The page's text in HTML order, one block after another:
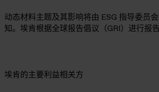
动态材料主题及其影响将由 ESG 指导委员
知。埃肯根据全球报告倡议（GRI）进行报
埃肯的主要利益相关方